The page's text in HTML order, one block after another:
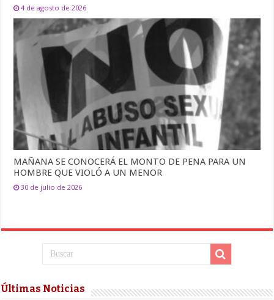
4 de agosto de 2026
MAÑANA SE CONOCERÁ EL MONTO DE PENA PARA UN
HOMBRE QUE VIOLÓ A UN MENOR
30 de julio de 2026
Últimas Noticias